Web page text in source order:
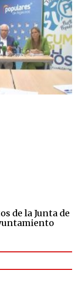
de la Junta de